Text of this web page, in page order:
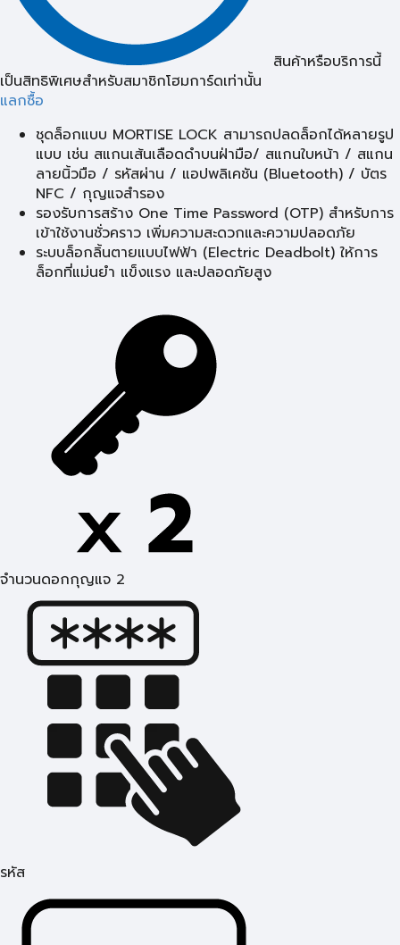
สินค้าหรือบริการนี้
เป็นสิทธิพิเศษสำหรับสมาชิกโฮมการ์ดเท่านั้น
แลกซื้อ
ชุดล็อกแบบ MORTISE LOCK สามารถปลดล็อกได้หลายรูป
แบบ เช่น สแกนเส้นเลือดดำบนฝ่ามือ/ สแกนใบหน้า / สแกน
ลายนิ้วมือ / รหัสผ่าน / แอปพลิเคชัน (Bluetooth) / บัตร
NFC / กุญแจสำรอง
รองรับการสร้าง One Time Password (OTP) สำหรับการ
เข้าใช้งานชั่วคราว เพิ่มความสะดวกและความปลอดภัย
ระบบล็อกลิ้นตายแบบไฟฟ้า (Electric Deadbolt) ให้การ
ล็อกที่แม่นยำ แข็งแรง และปลอดภัยสูง
จำนวนดอกกุญแจ 2
รหัส